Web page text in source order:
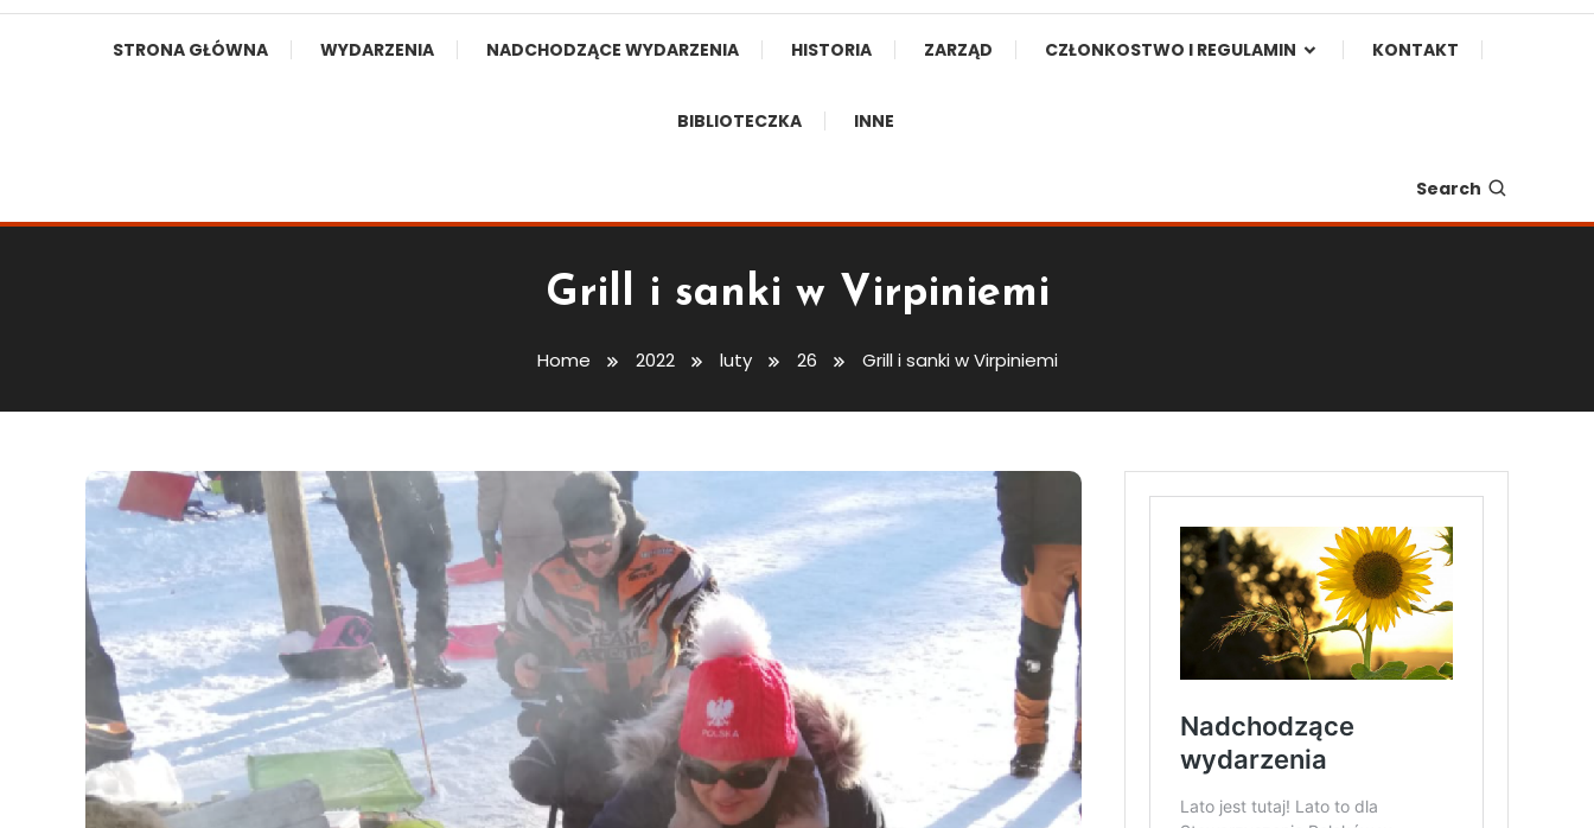
STRONA GŁÓWNA WYDARZENIA NADCHODZĄCE WYDARZENIA HISTORIA ZARZĄD CZŁONKOSTWO I REGULAMIN KONTAKT
BIBLIOTECZKA INNE
Search
Grill i sanki w Virpiniemi
Home 2022 luty 26 Grill i sanki w Virpiniemi